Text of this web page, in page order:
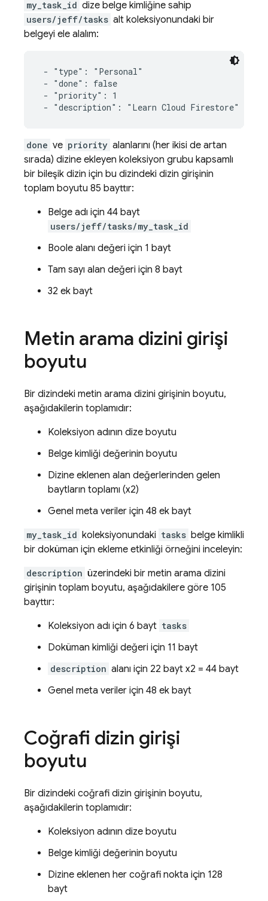
my_task_id dize belge kimliğine sahip
users/jeff/tasks alt koleksiyonundaki bir
belgeyi ele alalım:
- "type": "Personal"
- "done": false
- "priority": 1
- "description": "Learn Cloud Firestore"
done ve priority alanlarını (her ikisi de artan
sırada) dizine ekleyen koleksiyon grubu kapsamlı
bir bileşik dizin için bu dizindeki dizin girişinin
toplam boyutu 85 bayttır:
Belge adı için 44 bayt
users/jeff/tasks/my_task_id
Boole alanı değeri için 1 bayt
Tam sayı alan değeri için 8 bayt
32 ek bayt
Metin arama dizini girişi
boyutu
Bir dizindeki metin arama dizini girişinin boyutu,
aşağıdakilerin toplamıdır:
Koleksiyon adının dize boyutu
Belge kimliği değerinin boyutu
Dizine eklenen alan değerlerinden gelen
baytların toplamı (x2)
Genel meta veriler için 48 ek bayt
my_task_id koleksiyonundaki tasks belge kimlikli
bir doküman için ekleme etkinliği örneğini inceleyin:
description üzerindeki bir metin arama dizini
girişinin toplam boyutu, aşağıdakilere göre 105
bayttır:
Koleksiyon adı için 6 bayt tasks
Doküman kimliği değeri için 11 bayt
description alanı için 22 bayt x2 = 44 bayt
Genel meta veriler için 48 ek bayt
Coğrafi dizin girişi
boyutu
Bir dizindeki coğrafi dizin girişinin boyutu,
aşağıdakilerin toplamıdır:
Koleksiyon adının dize boyutu
Belge kimliği değerinin boyutu
Dizine eklenen her coğrafi nokta için 128
bayt